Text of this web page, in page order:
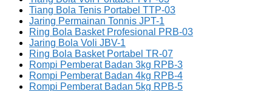
Tiang Bola Tenis Portabel TTP-03
Jaring Permainan Tonnis JPT-1
Ring Bola Basket Profesional PRB-03
Jaring Bola Voli JBV-1
Ring Bola Basket Portabel TR-07
Rompi Pemberat Badan 3kg RPB-3
Rompi Pemberat Badan 4kg RPB-4
Rompi Pemberat Badan 5kg RPB-5